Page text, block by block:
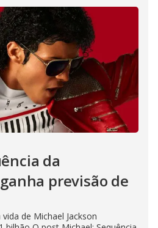
da
previsão de
de Michael Jackson